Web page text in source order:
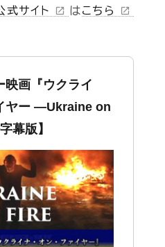
式サイト
open_in_new はこちら open_in_new
映画『ウクライ
ヤー ―Ukraine on
幕版】